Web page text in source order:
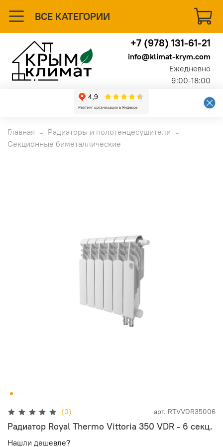
ВСЕ КАТЕГОРИИ
+7 (978) 131-61-21
info@klimat-krym.com
Ежедневно
9:00-18:00
Главная
Радиаторы и полотенцесушители
Секционные биметаллические
(0) арт. RTVVDR35006
Радиатор Royal Thermo Vittoria 350 VDR - 6 секц.
Нашли дешевле?